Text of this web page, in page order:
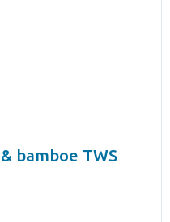
bamboe TWS